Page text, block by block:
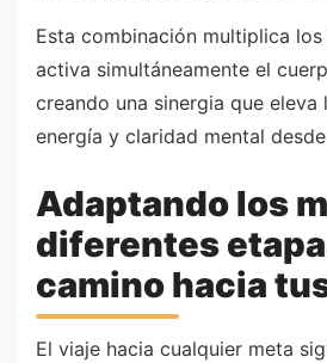
Esta combinación multiplica
activa simultáneamente el
creando una sinergia que eleva
energía y claridad mental
Adaptando los
diferentes
camino hacia
El viaje hacia cualquier meta